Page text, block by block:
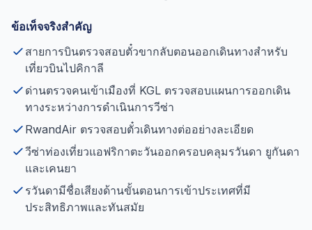
ข้อเท็จจริงสำคัญ
สายการบินตรวจสอบตั๋วขากลับตอนออกเดินทางสำหรับ
เที่ยวบินไปคิกาลี
ด่านตรวจคนเข้าเมืองที่ KGL ตรวจสอบแผนการออกเดิน
ทางระหว่างการดำเนินการวีซ่า
RwandAir ตรวจสอบตั๋วเดินทางต่ออย่างละเอียด
วีซ่าท่องเที่ยวแอฟริกาตะวันออกครอบคลุมรวันดา ยูกันดา
และเคนยา
รวันดามีชื่อเสียงด้านขั้นตอนการเข้าประเทศที่มี
ประสิทธิภาพและทันสมัย